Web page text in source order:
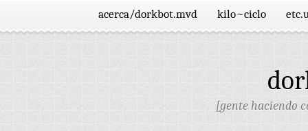
acerca/dorkbot.mvd kilo~ciclo
[gente haciendo